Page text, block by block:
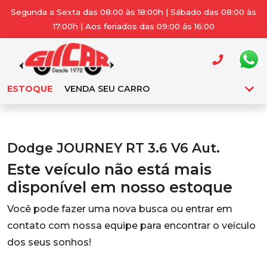
Segunda a Sexta das 08:00 às 18:00h | Sábado das 08:00 às
17:00h | Aos feriados das 09:00 ás 16:00
ESTOQUE VENDA SEU CARRO
Dodge JOURNEY RT 3.6 V6 Aut.
Este veículo não está mais
disponível em nosso estoque
Você pode fazer uma nova busca ou entrar em
contato com nossa equipe para encontrar o veículo
dos seus sonhos!